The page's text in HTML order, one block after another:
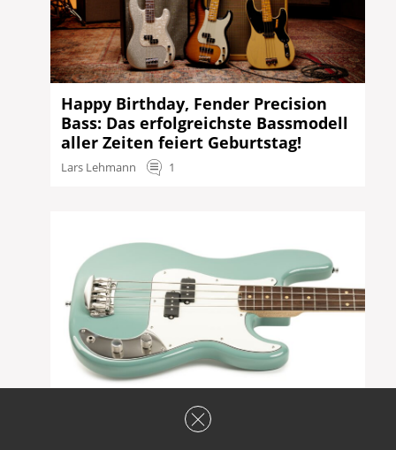
Happy Birthday, Fender Precision
Bass: Das erfolgreichste Bassmodell
aller Zeiten feiert Geburtstag!
Lars Lehmann 1
Test: Vincent Akkurat 4 – Precision-
Bass neu gedacht